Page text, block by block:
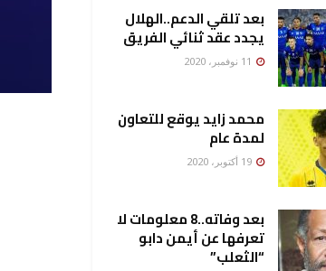
بعد تلقي الدعم..الهلال
يجدد عقد ثنائي الفريق
محمد زايد يوقع للتعاون
لمدة عام
بعد وفاته..8 معلومات لا
تعرفها عن أيمن دابو
“الثعلب”